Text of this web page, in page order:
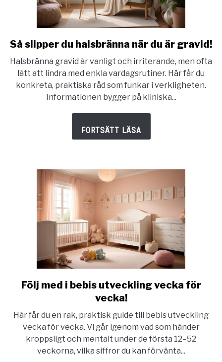
link
Så
slipper
du
halsbränna
när
du
är
Så slipper du halsbränna när du är gravid!
Halsbränna gravid är vanligt och irriterande, men ofta
lätt att lindra med enkla vardagsrutiner. Här får du
konkreta, praktiska råd som funkar i verkligheten.
Informationen bygger på kliniska...
link
to
med
i
bebis
utveckling
Följ med i bebis utveckling vecka för
vecka!
Här får du en rak, praktisk guide till bebis utveckling
vecka för vecka. Vi går igenom vad som händer
kroppsligt och mentalt under de första 12–52
veckorna, vilka siffror du kan förvänta...